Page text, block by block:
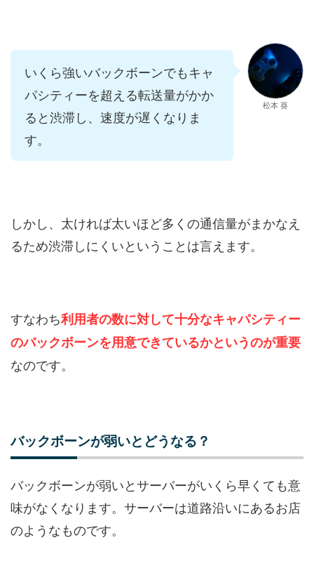
いくら強いバックボーンでもキャ
パシティーを超える転送量がかか
ると渋滞し、速度が遅くなりま
す。
松本 葵
しかし、太ければ太いほど多くの通信量がまかなえ
るため渋滞しにくいということは言えます。
すなわち利用者の数に対して十分なキャパシティー
のバックボーンを用意できているかというのが重要
なのです。
バックボーンが弱いとどうなる？
バックボーンが弱いとサーバーがいくら早くても意
味がなくなります。サーバーは道路沿いにあるお店
のようなものです。